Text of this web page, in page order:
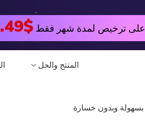
ترخيص لمدة شهر فقط $4.49
المنتج والحل